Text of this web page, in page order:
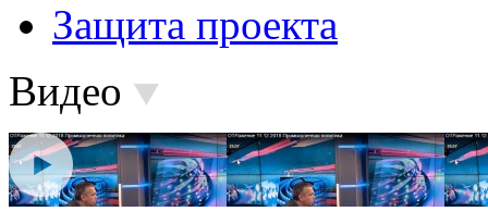
Защита проекта
Видео